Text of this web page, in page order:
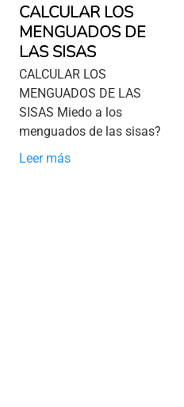
CALCULAR LOS
MENGUADOS DE
LAS SISAS
CALCULAR LOS
MENGUADOS DE LAS
SISAS Miedo a los
menguados de las sisas?
Leer más